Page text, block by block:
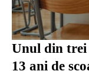
Unul din trei
13 ani de